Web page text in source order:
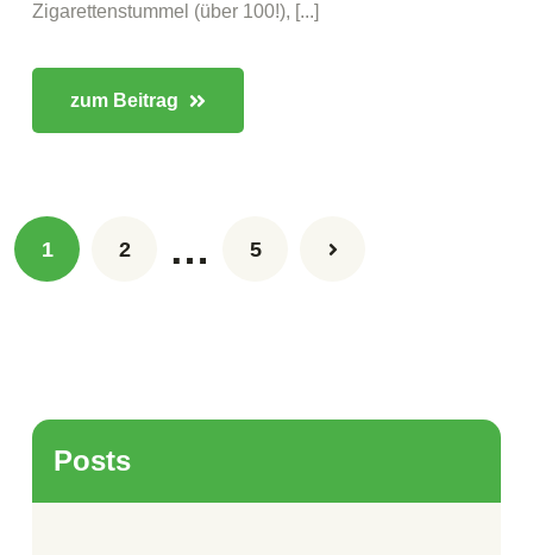
Zigarettenstummel (über 100!), [...]
zum Beitrag
1 2 … 5
Posts